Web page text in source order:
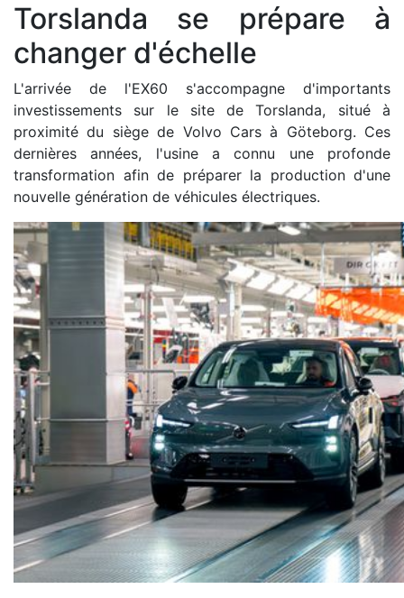
Torslanda se prépare à
changer d'échelle
L'arrivée de l'EX60 s'accompagne d'importants
investissements sur le site de Torslanda, situé à
proximité du siège de Volvo Cars à Göteborg. Ces
dernières années, l'usine a connu une profonde
transformation afin de préparer la production d'une
nouvelle génération de véhicules électriques.